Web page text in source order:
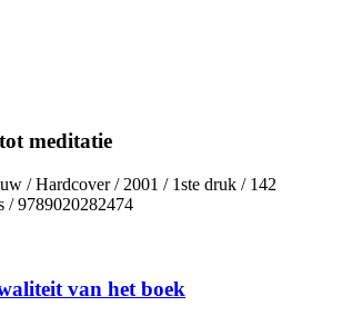
meditatie
/ Hardcover / 2001 / 1ste druk / 142
/ 9789020282474
van het boek